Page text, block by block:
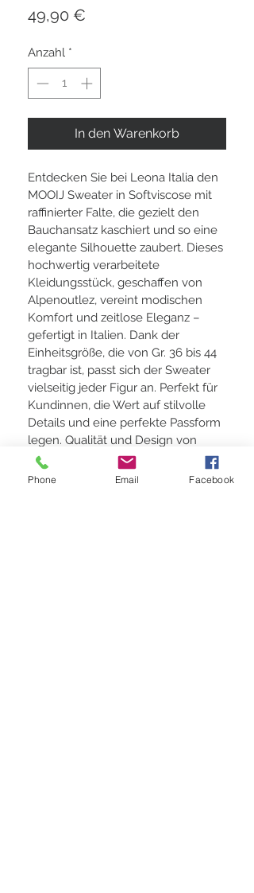
49,90 €
Anzahl *
In den Warenkorb
Entdecken Sie bei Leona Italia den
MOOIJ Sweater in Softviscose mit
raffinierter Falte, die gezielt den
Bauchansatz kaschiert und so eine
elegante Silhouette zaubert. Dieses
hochwertig verarbeitete
Kleidungsstück, geschaffen von
Alpenoutlez, vereint modischen
Komfort und zeitlose Eleganz –
gefertigt in Italien. Dank der
Einheitsgröße, die von Gr. 36 bis 44
tragbar ist, passt sich der Sweater
vielseitig jeder Figur an. Perfekt für
Kundinnen, die Wert auf stilvolle
Details und eine perfekte Passform
legen. Qualität und Design von
Leona Italia stehen für nachhaltige
Fashion made in Italy.
Phone Email Facebook